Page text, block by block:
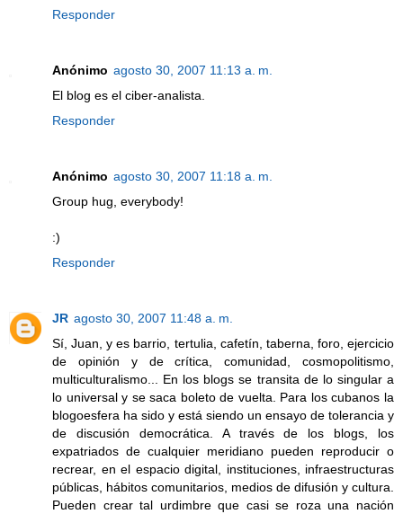
Responder
Anónimo agosto 30, 2007 11:13 a. m.
El blog es el ciber-analista.
Responder
Anónimo agosto 30, 2007 11:18 a. m.
Group hug, everybody!
:)
Responder
JR agosto 30, 2007 11:48 a. m.
Sí, Juan, y es barrio, tertulia, cafetín, taberna, foro, ejercicio
de opinión y de crítica, comunidad, cosmopolitismo,
multiculturalismo... En los blogs se transita de lo singular a
lo universal y se saca boleto de vuelta. Para los cubanos la
blogoesfera ha sido y está siendo un ensayo de tolerancia y
de discusión democrática. A través de los blogs, los
expatriados de cualquier meridiano pueden reproducir o
recrear, en el espacio digital, instituciones, infraestructuras
públicas, hábitos comunitarios, medios de difusión y cultura.
Pueden crear tal urdimbre que casi se roza una nación